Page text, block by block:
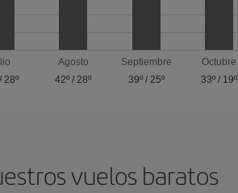
28º
Agosto
42º / 28º
Septiembre
39º/ 25º
Octubre
33º / 19º
vuelos baratos